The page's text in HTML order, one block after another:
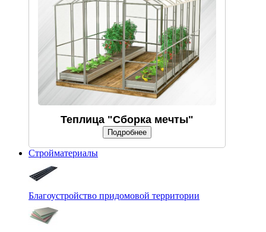
Теплица "Сборка мечты"
Подробнее
Стройматериалы
Благоустройство придомовой территории